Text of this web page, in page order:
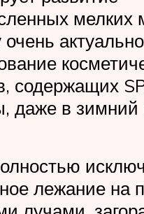
мелких
актуально
содержащих
даже в зимний
лежание на